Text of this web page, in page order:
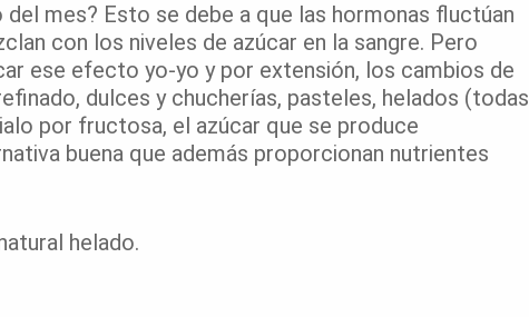
mes? Esto se debe a que las hormonas fluctúan
con los niveles de azúcar en la sangre. Pero
ese efecto yo-yo y por extensión, los cambios de
dulces y chucherías, pasteles, helados (todas
por fructosa, el azúcar que se produce
buena que además proporcionan nutrientes
helado.